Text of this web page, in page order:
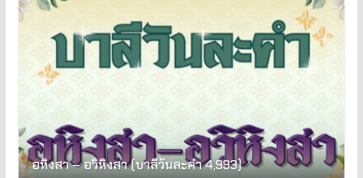
อหิงสา – อวิหิงสา (บาลีวันละคำ 4,993)